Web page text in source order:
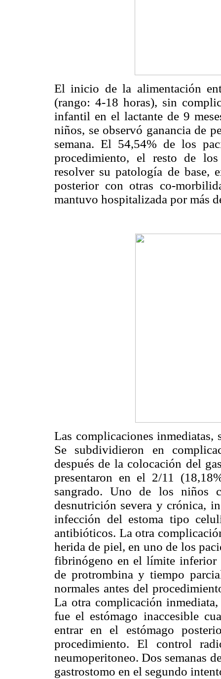
El inicio de la alimentación
(rango: 4-18 horas), sin
infantil en el lactante de 9
niños, se observó ganancia de
semana. El 54,54% de los
procedimiento, el resto de
resolver su patología de base,
posterior con otras co-
mantuvo hospitalizada por más
Las complicaciones inmediatas,
Se subdividieron en
después de la colocación del
presentaron en el 2/11
sangrado. Uno de los niños
desnutrición severa y crónica,
infección del estoma tipo
antibióticos. La otra
herida de piel, en uno de los
fibrinógeno en el límite inferior
de protrombina y tiempo
normales antes del
La otra complicación
fue el estómago inaccesible
entrar en el estómago
procedimiento. El control
neumoperitoneo. Dos semanas
gastrostomo en el segundo